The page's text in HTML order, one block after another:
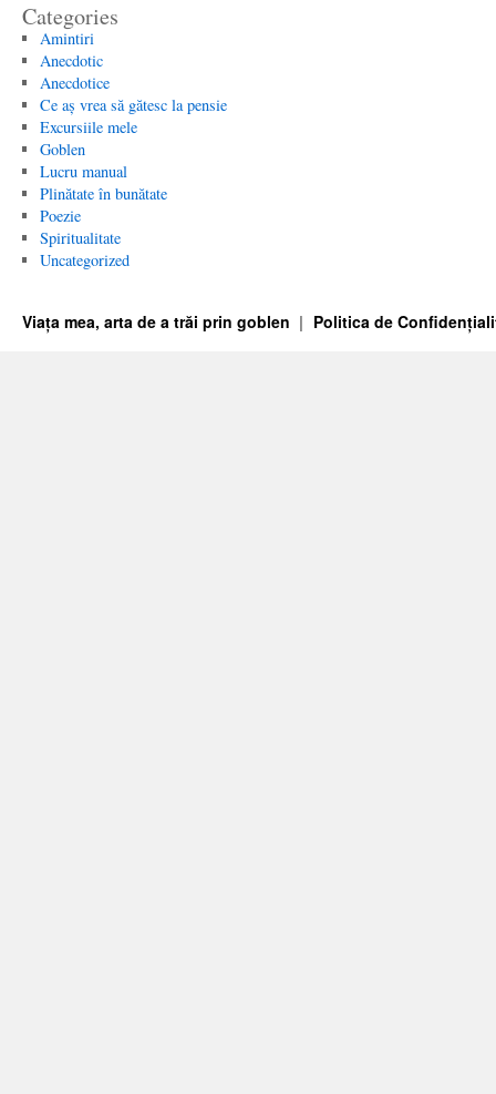
Categories
Amintiri
Anecdotic
Anecdotice
Ce aș vrea să gătesc la pensie
Excursiile mele
Goblen
Lucru manual
Plinătate în bunătate
Poezie
Spiritualitate
Uncategorized
Viața mea, arta de a trăi prin goblen Politica de